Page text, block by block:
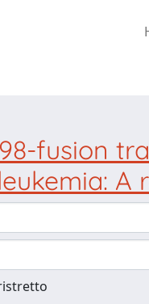
fusion
A